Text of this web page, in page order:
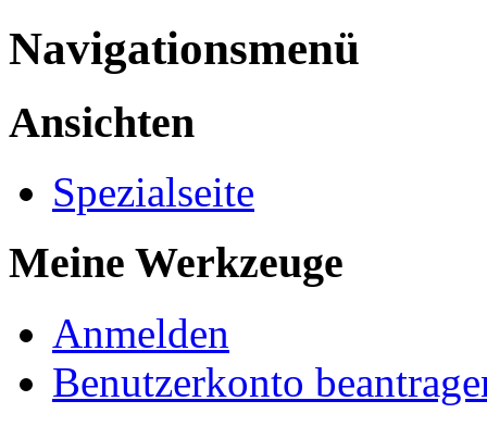
Navigationsmenü
Ansichten
Spezialseite
Meine Werkzeuge
Anmelden
Benutzerkonto